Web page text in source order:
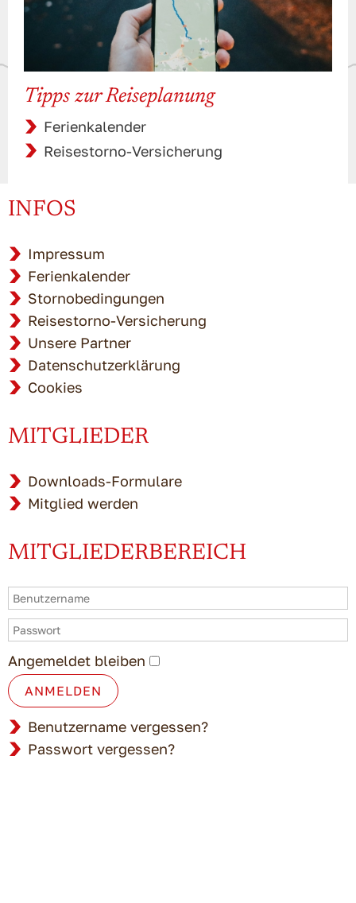
Tipps zur Reiseplanung
Ferienkalender
Reisestorno-Versicherung
INFOS
Impressum
Ferienkalender
Stornobedingungen
Reisestorno-Versicherung
Unsere Partner
Datenschutzerklärung
Cookies
MITGLIEDER
Downloads-Formulare
Mitglied werden
MITGLIEDERBEREICH
Angemeldet bleiben
ANMELDEN
Benutzername vergessen?
Passwort vergessen?